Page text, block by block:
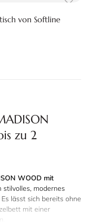
von Softline
zu 2
WOOD mit
stilvolles, modernes
lässt sich bereits ohne
mit einer